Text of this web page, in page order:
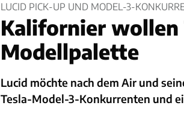
LUCID PICK-UP UND MODEL-3-
Kalifornier wollen
Modellpalette
Lucid möchte nach dem Air und
Tesla-Model-3-Konkurrenten und